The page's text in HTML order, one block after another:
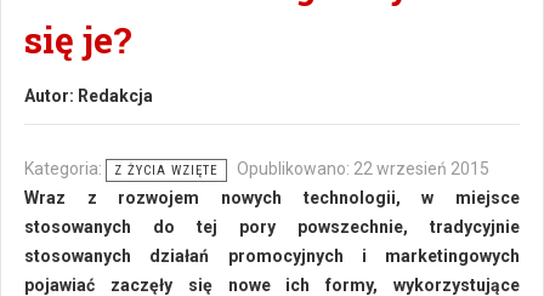
się je?
Autor: Redakcja
Kategoria: Z ŻYCIA WZIĘTE
Opublikowano: 22 wrzesień 2015
Wraz z rozwojem nowych technologii, w miejsce
stosowanych do tej pory powszechnie, tradycyjnie
stosowanych działań promocyjnych i marketingowych
pojawiać zaczęły się nowe ich formy, wykorzystujące